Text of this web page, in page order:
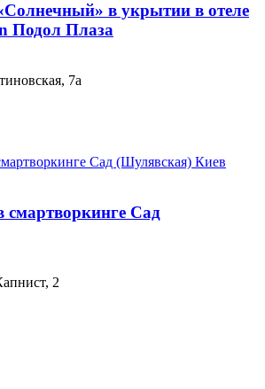
в укрытии в отеле
Подол Плаза
7а
смартворкинге Сад
2